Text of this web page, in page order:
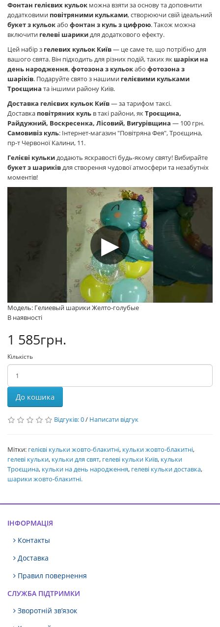
Фонтан гелієвих кульок можна взяти за основу та доповнити
додатковими повітряними кульками, створюючи свій ідеальний
букет з кульокабо фонтан з куль з цифрою. Також можна
включити гелеві шарикидля додаткового ефекту.
Цей набір з гелевих кульок Київ— це саме те, що потрібно для
вашого свята. Він підходить для різних подій, таких як шаріки на
день народження,фотозона з кульокабо фотозона з
шаріків. Подаруйте свято з нашими гелієвими кульками
Троєщина та іншими району Київ.
Доставка гелієвих кульок Київ— за тарифом таксі.
Доставка повітряних куль в такі райони, якТроєщина,
Райдужний, Воскресенка, Лісовий, Вигурівщина — 100 грн.
Самовивіз куль: Інтернет-магазин "Повітряна Фея", Троєщина,
пр-т Червоної Калини, 11.
Гелієві кулькидодають яскравості будь-якому святу! Вибирайте
букет з шариківдля створення чудової атмосфери та незабутніх
моментів!
Модель: Гелиевый шарики Желто-голубые
В наявності
1 585грн.
Кількість
До кошика
Відгуків: 0/ Написати відгук
Мітки: гелієві кульки жовто-блакитні, кульки жовто-блакитні,
гелеві кульки, кульки для свят, гелеві кульки Київ, кульки
Троєщина, кульки на день народження, гелеві кульки доставка,
шарики жовто-блакитні.
ІНФОРМАЦІЯ
Контакты
Доставка
Правил повернення
СЛУЖБА ПІДТРИМКИ
Зворотній зв’язок